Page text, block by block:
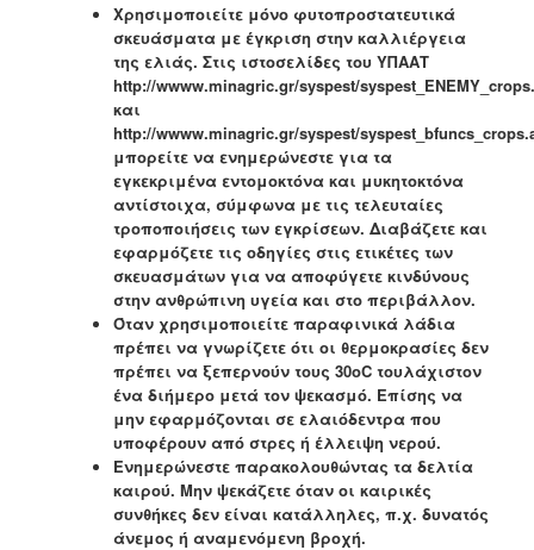
Χρησιμοποιείτε μόνο φυτοπροστατευτικά
σκευάσματα με έγκριση στην καλλιέργεια
της ελιάς. Στις ιστοσελίδες του ΥΠΑΑΤ
http://wwww.minagric.gr/syspest/
και
http://wwww.minagric.gr/syspest/
μπορείτε να ενημερώνεστε για τα
εγκεκριμένα εντομοκτόνα και μυκητοκτόνα
αντίστοιχα, σύμφωνα με τις τελευταίες
τροποποιήσεις των εγκρίσεων. Διαβάζετε και
εφαρμόζετε τις οδηγίες στις ετικέτες των
σκευασμάτων για να αποφύγετε κινδύνους
στην ανθρώπινη υγεία και στο περιβάλλον.
Όταν χρησιμοποιείτε παραφινικά λάδια
πρέπει να γνωρίζετε ότι οι θερμοκρασίες δεν
πρέπει να ξεπερνούν τους 30οC τουλάχιστον
ένα διήμερο μετά τον ψεκασμό. Επίσης να
μην εφαρμόζονται σε ελαιόδεντρα που
υποφέρουν από στρες ή έλλειψη νερού.
Ενημερώνεστε παρακολουθώντας τα δελτία
καιρού. Μην ψεκάζετε όταν οι καιρικές
συνθήκες δεν είναι κατάλληλες, π.χ. δυνατός
άνεμος ή αναμενόμενη βροχή.